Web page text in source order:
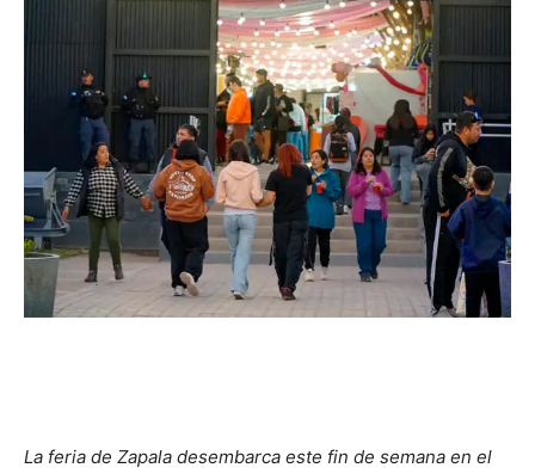
La feria de Zapala desembarca este fin de semana en el